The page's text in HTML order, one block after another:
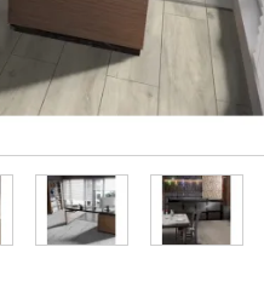
Під замовлення
1 790. 00
грн/м2